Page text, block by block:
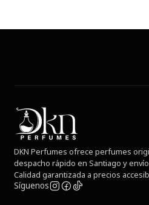
DKN Perfumes ofrece perfumes
despacho rápido en Santiago y
Calidad garantizada a precios
Síguenos